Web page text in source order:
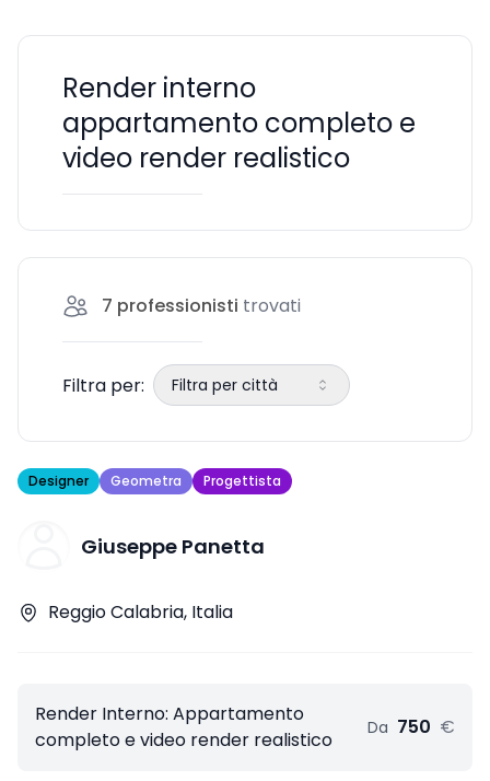
Render interno
appartamento completo e
video render realistico
7 professionisti trovati
Filtra per: Filtra per città
Designer Geometra Progettista
Giuseppe Panetta
Reggio Calabria, Italia
Render Interno: Appartamento
completo e video render realistico
Da 750 €